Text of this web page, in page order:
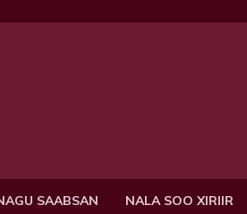
SAABSAN NALA SOO XIRIIR